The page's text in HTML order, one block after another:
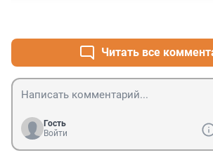
Читать все
Гость
Войти